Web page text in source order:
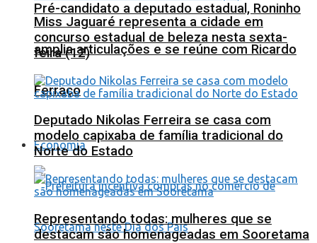
Pré-candidato a deputado estadual, Roninho
amplia articulações e se reúne com Ricardo
Ferraço
Economia
Miss Jaguaré representa a cidade em
concurso estadual de beleza nesta sexta-
feira (12)
Deputado Nikolas Ferreira se casa com
modelo capixaba de família tradicional do
Norte do Estado
Representando todas: mulheres que se
destacam são homenageadas em Sooretama